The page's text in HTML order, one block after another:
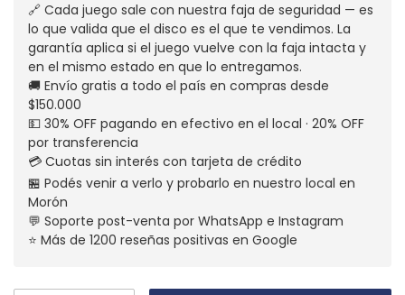
🔗 Cada juego sale con nuestra faja de seguridad — es
lo que valida que el disco es el que te vendimos. La
garantía aplica si el juego vuelve con la faja intacta y
en el mismo estado en que lo entregamos.
🚚 Envío gratis a todo el país en compras desde
$150.000
💵 30% OFF pagando en efectivo en el local · 20% OFF
por transferencia
💳 Cuotas sin interés con tarjeta de crédito
🏪 Podés venir a verlo y probarlo en nuestro local en
Morón
💬 Soporte post-venta por WhatsApp e Instagram
⭐ Más de 1200 reseñas positivas en Google